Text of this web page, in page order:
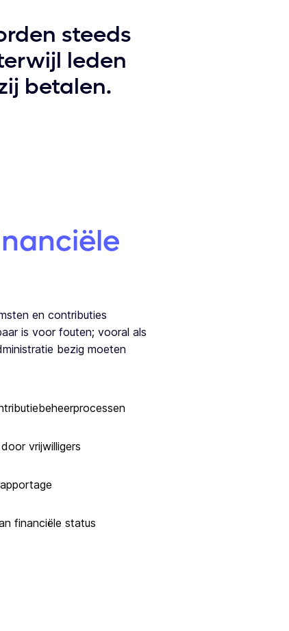
steeds
leden
betalen.
en contributies
is voor fouten; vooral als
bezig moeten
vrijwilligers
financiële status